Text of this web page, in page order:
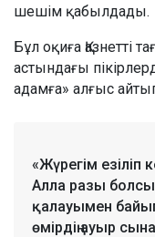
шешім қабылдады.
Бұл оқиға Қазнетті
астындағы
адамға» алғыс
«Жүрегім езіліп
Алла разы
қалауымен байып
өмірдің ауыр